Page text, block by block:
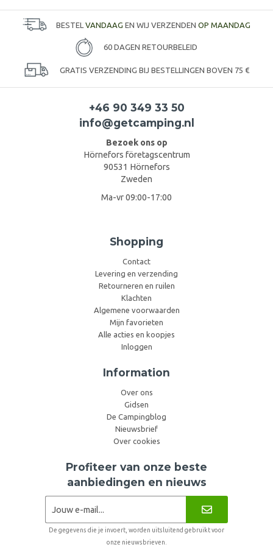
BESTEL VANDAAG EN WIJ VERZENDEN OP MAANDAG
60 DAGEN RETOURBELEID
GRATIS VERZENDING BIJ BESTELLINGEN BOVEN 75 €
+46 90 349 33 50
info@getcamping.nl
Bezoek ons op
Hörnefors företagscentrum
90531 Hörnefors
Zweden
Ma-vr 09:00-17:00
Shopping
Contact
Levering en verzending
Retourneren en ruilen
Klachten
Algemene voorwaarden
Mijn favorieten
Alle acties en koopjes
Inloggen
Information
Over ons
Gidsen
De Campingblog
Nieuwsbrief
Over cookies
Profiteer van onze beste
aanbiedingen en nieuws
De gegevens die je invoert, worden uitsluitend gebruikt voor
onze nieuwsbrieven.